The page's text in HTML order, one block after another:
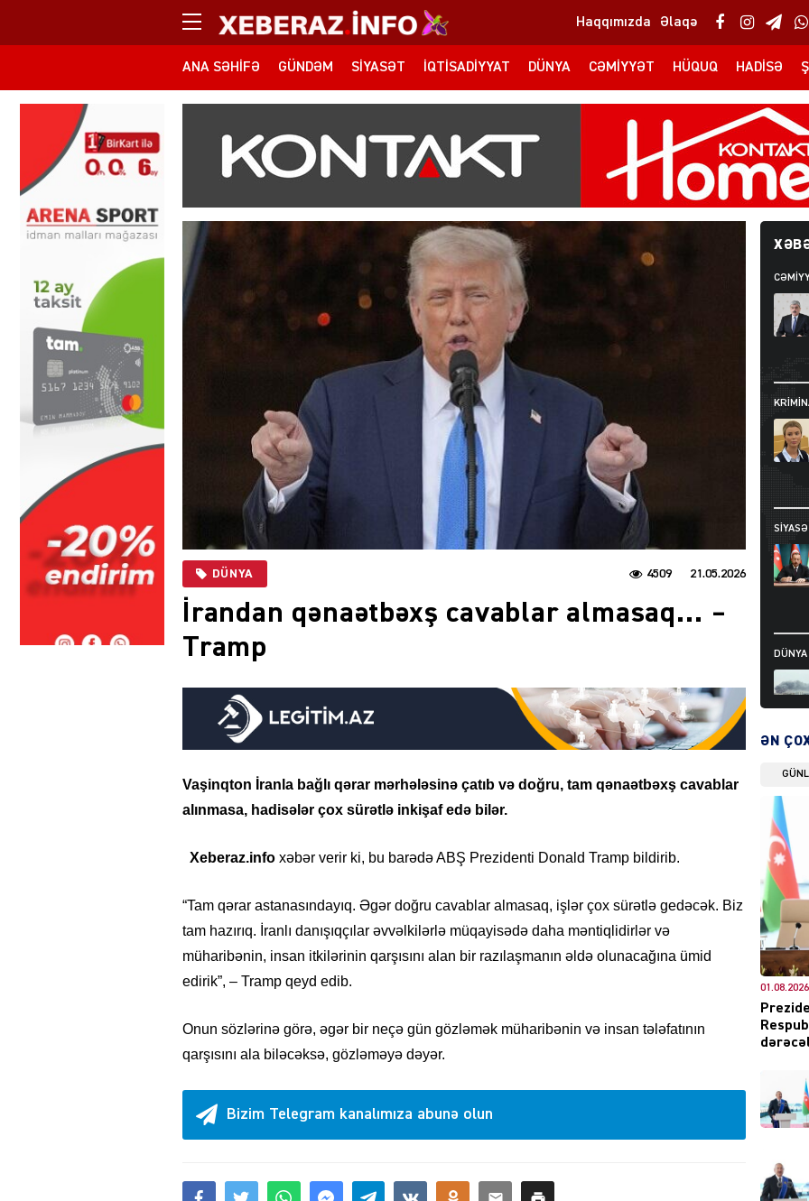
Haqqımızda Əlaqə
ANA SƏHIFƏ GÜNDƏM SIYASƏT İQTISADIYYAT DÜNYA CƏMIYYƏT HÜQUQ HADISƏ
DÜNYA 21.05.2026
4509
İrandan qənaətbəxş cavablar almasaq… –
Tramp
Vaşinqton İranla bağlı qərar mərhələsinə çatıb və doğru, tam qənaətbəxş cavablar
alınmasa, hadisələr çox sürətlə inkişaf edə bilər.
Xeberaz.info xəbər verir ki, bu barədə ABŞ Prezidenti Donald Tramp bildirib.
“Tam qərar astanasındayıq. Əgər doğru cavablar almasaq, işlər çox sürətlə gedəcək. Biz
tam hazırıq. İranlı danışıqçılar əvvəlkilərlə müqayisədə daha məntiqlidirlər və
müharibənin, insan itkilərinin qarşısını alan bir razılaşmanın əldə olunacağına ümid
edirik”, – Tramp qeyd edib.
Onun sözlərinə görə, əgər bir neçə gün gözləmək müharibənin və insan tələfatının
qarşısını ala biləcəksə, gözləməyə dəyər.
Bizim Telegram kanalımıza abunə olun
DÜNYA
XARİCİ
ƏN
01.08.2026